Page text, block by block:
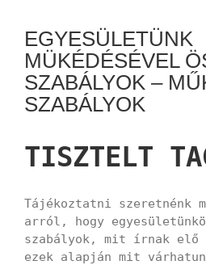
EGYESÜLETÜNK
MÜKÉDÉSÉVEL
SZABÁLYOK –
SZABÁLYOK
TISZTELT
Tájékoztatni szeretnénk
arról, hogy
szabályok, mit írnak elő
ezek alapján mit